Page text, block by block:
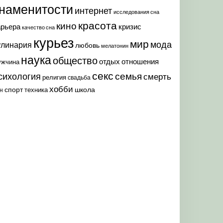
интернет исследования сна
качество сна кино красота кризис
курьез любовь мелатонин мир мода
наукаобществоотдых отношения
религия свадьба секссемья смерть
спорттехникахобби школа